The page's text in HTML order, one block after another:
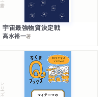
宇宙最強物質決定戦
高水裕一著
シリーズ・全集